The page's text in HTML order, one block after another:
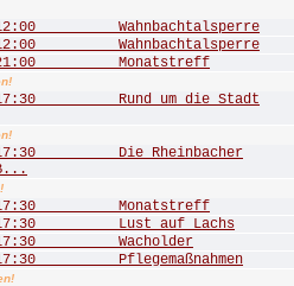
12:00 Wahnbachtalsperre
12:00 Wahnbachtalsperre
21:00 Monatstreff
17:30 Rund um die Stadt
17:30 Die Rheinbacher
17:30 Monatstreff
17:30 Lust auf Lachs
17:30 Wacholder
17:30 Pflegemaßnahmen